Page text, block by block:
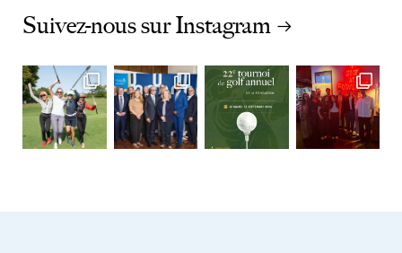
Suivez-nous sur Instagram